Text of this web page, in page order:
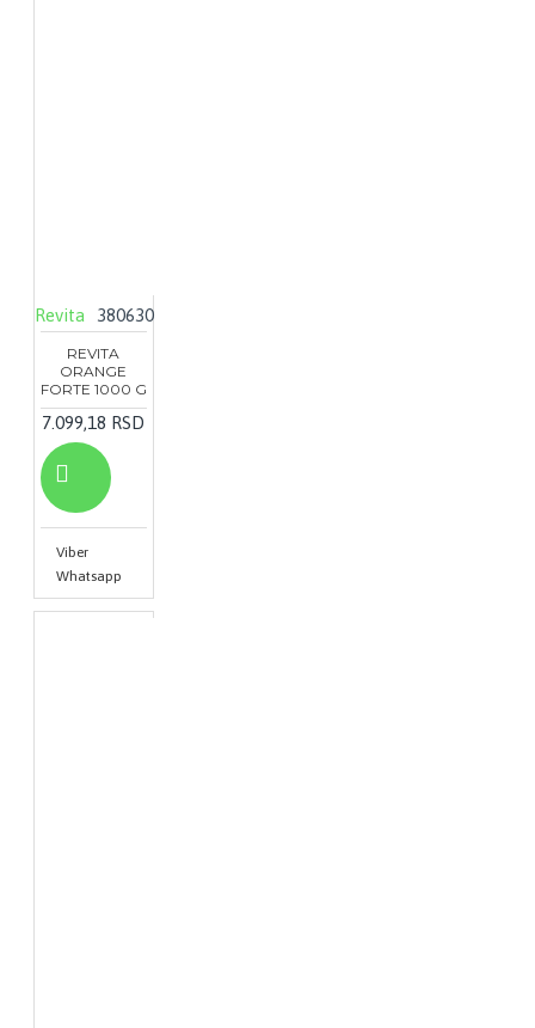
Revita 380630
REVITA
ORANGE
FORTE 1000 G
7.099,18 RSD
Viber
Whatsapp